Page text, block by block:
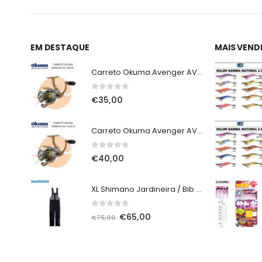
EM DESTAQUE
Carreto Okuma Avenger AV 3000 B
0out of 5
€35,00
Carreto Okuma Avenger AV C5000 B
0out of 5
€40,00
XL Shimano Jardineira / Bib and Brace não alcochoada preta
out of 5
€75,00 O
€65,00
MAIS